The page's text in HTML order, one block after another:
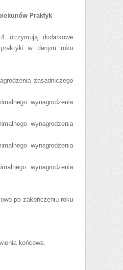
Praktyk
otrzymują dodatkowe
praktyki w danym roku
zasadniczego
wynagrodzenia
wynagrodzenia
wynagrodzenia
wynagrodzenia
po zakończeniu roku
końcowe.